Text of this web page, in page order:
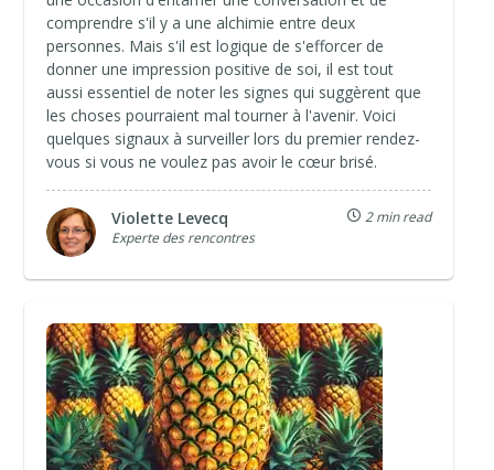
comprendre s'il y a une alchimie entre deux
personnes. Mais s'il est logique de s'efforcer de
donner une impression positive de soi, il est tout
aussi essentiel de noter les signes qui suggèrent que
les choses pourraient mal tourner à l'avenir. Voici
quelques signaux à surveiller lors du premier rendez-
vous si vous ne voulez pas avoir le cœur brisé.
Violette Levecq
Experte des rencontres
2 min read